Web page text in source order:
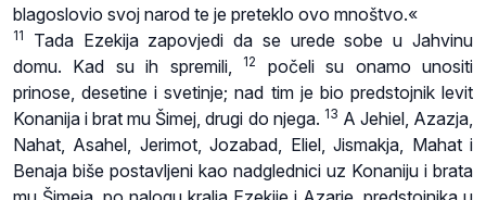
blagoslovio svoj narod te je preteklo ovo mnoštvo.«
11
Tada Ezekija zapovjedi da se urede sobe u Jahvinu
domu. Kad su ih spremili,
12
počeli su onamo unositi
prinose, desetine i svetinje; nad tim je bio predstojnik levit
Konanija i brat mu Šimej, drugi do njega. 13 A Jehiel, Azazja,
Nahat, Asahel, Jerimot, Jozabad, Eliel, Jismakja, Mahat i
Benaja biše postavljeni kao nadglednici uz Konaniju i brata